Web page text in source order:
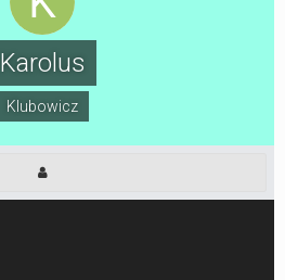
Karolus
Klubowicz